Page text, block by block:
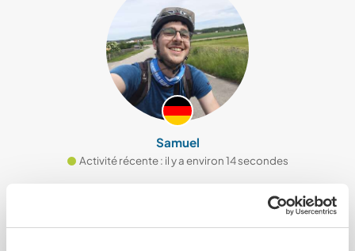
Samuel
Activité récente : il y a environ 14 secondes